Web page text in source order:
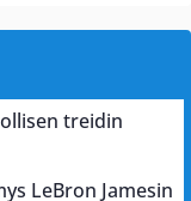
treidin
LeBron Jamesin